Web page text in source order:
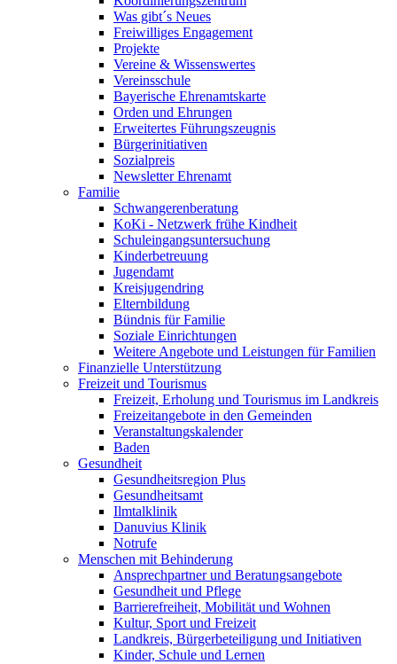
Was gibt´s Neues
Freiwilliges Engagement
Projekte
Vereine & Wissenswertes
Vereinsschule
Bayerische Ehrenamtskarte
Orden und Ehrungen
Erweitertes Führungszeugnis
Bürgerinitiativen
Sozialpreis
Newsletter Ehrenamt
Familie
Schwangerenberatung
KoKi - Netzwerk frühe Kindheit
Schuleingangsuntersuchung
Kinderbetreuung
Jugendamt
Kreisjugendring
Elternbildung
Bündnis für Familie
Soziale Einrichtungen
Weitere Angebote und Leistungen für Familien
Finanzielle Unterstützung
Freizeit und Tourismus
Freizeit, Erholung und Tourismus im Landkreis
Freizeitangebote in den Gemeinden
Veranstaltungskalender
Baden
Gesundheit
Gesundheitsregion Plus
Gesundheitsamt
Ilmtalklinik
Danuvius Klinik
Notrufe
Menschen mit Behinderung
Ansprechpartner und Beratungsangebote
Gesundheit und Pflege
Barrierefreiheit, Mobilität und Wohnen
Kultur, Sport und Freizeit
Landkreis, Bürgerbeteiligung und Initiativen
Kinder, Schule und Lernen